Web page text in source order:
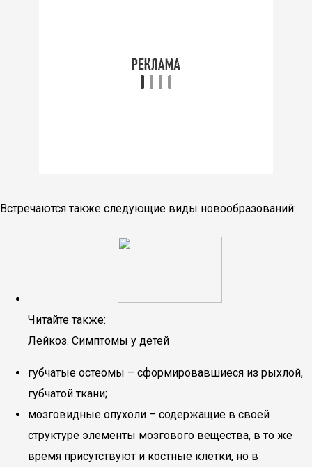
Встречаются также следующие виды новообразований:
Читайте также:
Лейкоз. Симптомы у детей
губчатые остеомы – сформировавшиеся из рыхлой,
губчатой ткани;
мозговидные опухоли – содержащие в своей
структуре элементы мозгового вещества, в то же
время присутствуют и костные клетки, но в